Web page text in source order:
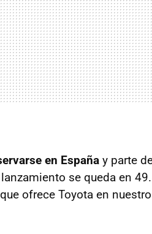
en España y parte
se queda en
ofrece Toyota en